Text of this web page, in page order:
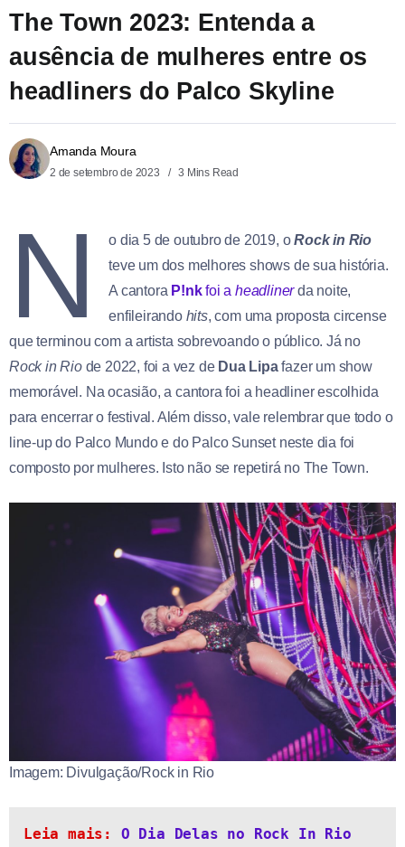
The Town 2023: Entenda a
ausência de mulheres entre os
headliners do Palco Skyline
Amanda Moura
2 de setembro de 2023 3 Mins Read
N o dia 5 de outubro de 2019, oRock in Rio
teve um dos melhores shows de sua história.
A cantora P!nkfoi aheadlinerda noite,
enfileirando hits, com uma proposta circense
que terminou com a artista sobrevoando o público. Já no
Rock in Riode 2022, foi a vez de Dua Lipafazer um show
memorável. Na ocasião, a cantora foi a headliner escolhida
para encerrar o festival. Além disso, vale relembrar que todo o
line-up do Palco Mundo e do Palco Sunset neste dia foi
composto por mulheres. Isto não se repetirá no The Town.
Imagem: Divulgação/Rock in Rio
Leia mais: O Dia Delas no Rock In Rio